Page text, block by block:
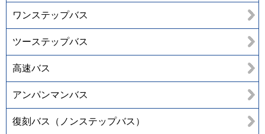
ワンステップバス
ツーステップバス
高速バス
アンパンマンバス
復刻バス（ノンステップバス）